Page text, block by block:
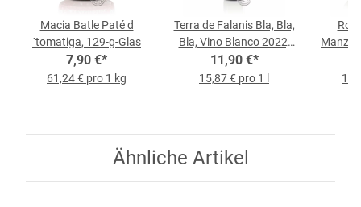
Macia Batle Paté d
´tomatiga, 129-g-Glas
7,90 €*
61,24 € pro 1 kg
Terra de Falanis Bla, Bla,
Bla, Vino Blanco 2022,
0,75-l-Flasche
11,90 €*
15,87 € pro 1 l
Ähnliche Artikel